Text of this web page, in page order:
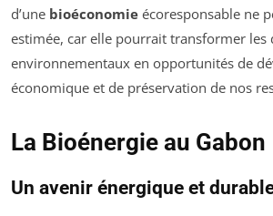
d’une bioéconomie écoresponsable ne
estimée, car elle pourrait transformer les
environnementaux en opportunités de
économique et de préservation de nos
La Bioénergie au Gabon
Un avenir énergique et